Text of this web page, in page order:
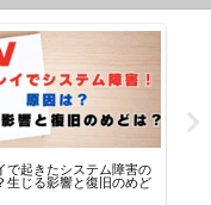
で起きたシステム障害の
生じる影響と復旧のめど